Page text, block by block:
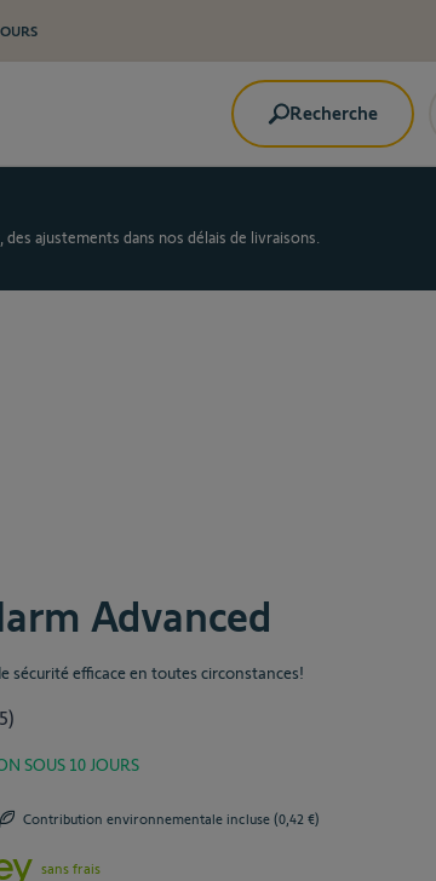
Recherche
ajustements dans nos délais de livraisons.
Advanced
sécurité efficace en toutes circonstances!
SOUS 10 JOURS
Contribution environnementale incluse (0,42 €)
sans frais